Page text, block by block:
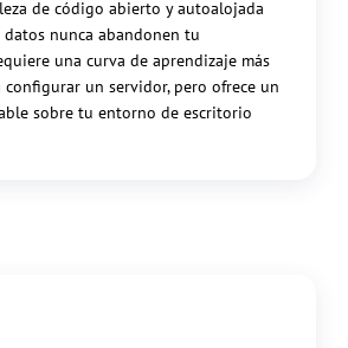
de código abierto y autoalojada
nunca abandonen tu
una curva de aprendizaje más
un servidor, pero ofrece un
sobre tu entorno de escritorio